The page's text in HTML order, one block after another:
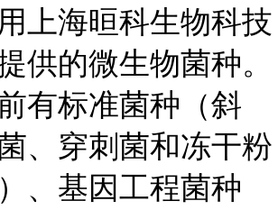
上海晅科生物科技
供的微生物菌种。
有标准菌种（斜
、穿刺菌和冻干粉
、基因工程菌种